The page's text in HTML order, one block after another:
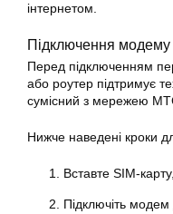
інтернетом.
Підключення модему
Перед підключенням
або роутер підтримує
сумісний з мережею
Нижче наведені кроки
Вставте SIM-
Підключіть модем